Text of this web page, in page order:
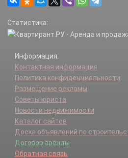
Статистика:
Информация:
Контактная информация
Политика конфиденциальности
Размещение рекламы
Советы юриста
Новости недвижимости
Каталог сайтов
Доска объявлений по
Договор аренды
Обратная связь